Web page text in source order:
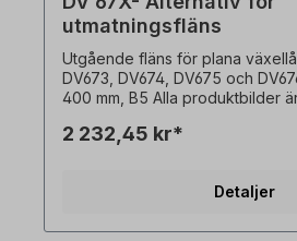
utmatningsfläns
Utgående fläns för plana
DV673, DV674, DV675 och
400 mm, B5 Alla produktbilder
2 232,45 kr*
Detaljer